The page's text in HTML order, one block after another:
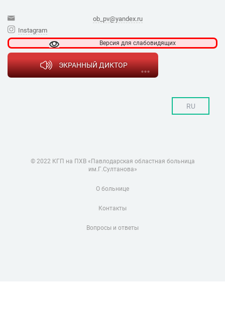
ob_pv@yandex.ru
Instagram
Версия для слабовидящих
ЭКРАННЫЙ ДИКТОР
RU
© 2022 КГП на ПХВ «Павлодарская областная больница
им.Г.Султанова»
О больнице
Контакты
Вопросы и ответы